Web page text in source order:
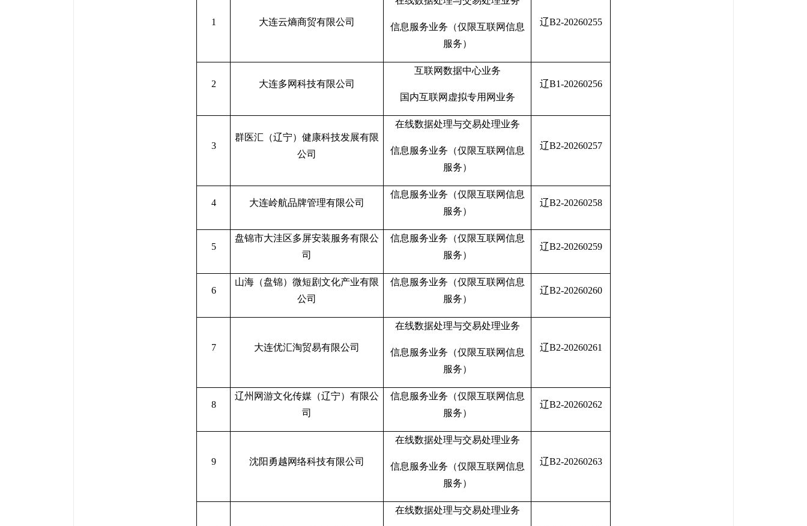
1 大连云熵商贸有限公司
信息服务业务（仅限互联网信息
服务）
辽B2-20260255
2 大连多网科技有限公司
互联网数据中心业务
国内互联网虚拟专用网业务
辽B1-20260256
3
群医汇（辽宁）健康科技发展有限
公司
在线数据处理与交易处理业务
信息服务业务（仅限互联网信息
服务）
辽B2-20260257
4 大连岭航品牌管理有限公司
信息服务业务（仅限互联网信息
服务）
辽B2-20260258
5
盘锦市大洼区多屏安装服务有限公
司
信息服务业务（仅限互联网信息
服务）
辽B2-20260259
6
山海（盘锦）微短剧文化产业有限
公司
信息服务业务（仅限互联网信息
服务）
辽B2-20260260
7 大连优汇淘贸易有限公司
在线数据处理与交易处理业务
信息服务业务（仅限互联网信息
服务）
辽B2-20260261
8
辽州网游文化传媒（辽宁）有限公
司
信息服务业务（仅限互联网信息
服务）
辽B2-20260262
9 沈阳勇越网络科技有限公司
在线数据处理与交易处理业务
信息服务业务（仅限互联网信息
服务）
辽B2-20260263
在线数据处理与交易处理业务